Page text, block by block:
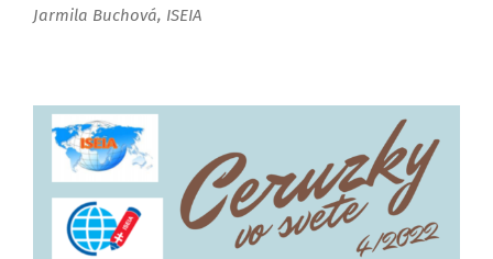
Jarmila Buchová, ISEIA